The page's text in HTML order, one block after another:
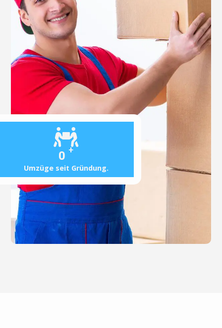
0 +
Umzüge seit Gründung.